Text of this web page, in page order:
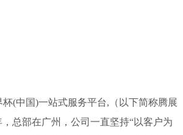
(中国)一站式服务平台,（以下简称腾展
总部在广州，公司一直坚持“以客户为